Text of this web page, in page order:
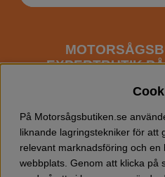
EXPERTBUTIK
fokus mot entusiaster och
motorsågar. Vi
Husqvarna motorsågarsamt
du kan behöva vid
På Motorsågsbutiken.se
liknande lagringstekniker för att
relevant marknadsföring och
webbplats. Genom att klicka på